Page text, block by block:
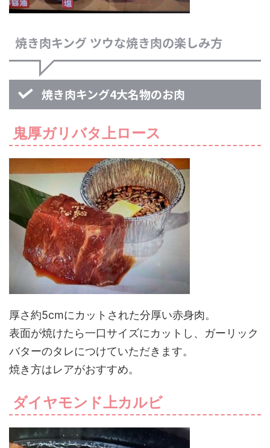
焼き肉キング ツウな焼き肉の楽しみ方
焼き肉キング4大名物のお肉
鬼厚ガリバタ上ロース
厚さ約5cmにカットされた分厚い赤身肉。
表面が焼けたら一口サイズにカットし、ガーリック
バターのタレにつけていただきます。
焼き方はレアがおすすめ。
ダイヤモンド上カルビ